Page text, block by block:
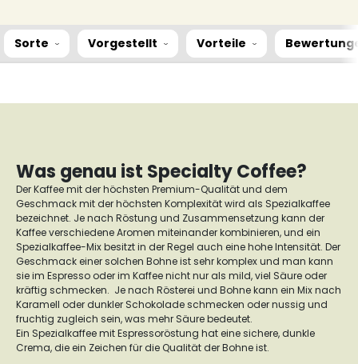
Sorte Vorgestellt Vorteile
Was genau ist Specialty Coffee?
Der Kaffee mit der höchsten Premium-Qualität und dem
Geschmack mit der höchsten Komplexität wird als Spezialkaffee
bezeichnet. Je nach Röstung und Zusammensetzung kann der
Kaffee verschiedene Aromen miteinander kombinieren, und ein
Spezialkaffee-Mix besitzt in der Regel auch eine hohe Intensität. Der
Geschmack einer solchen Bohne ist sehr komplex und man kann
sie im Espresso oder im Kaffee nicht nur als mild, viel Säure oder
kräftig schmecken. Je nach Rösterei und Bohne kann ein Mix nach
Karamell oder dunkler Schokolade schmecken oder nussig und
fruchtig zugleich sein, was mehr Säure bedeutet.
Ein Spezialkaffee mit Espressoröstung hat eine sichere, dunkle
Crema, die ein Zeichen für die Qualität der Bohne ist.